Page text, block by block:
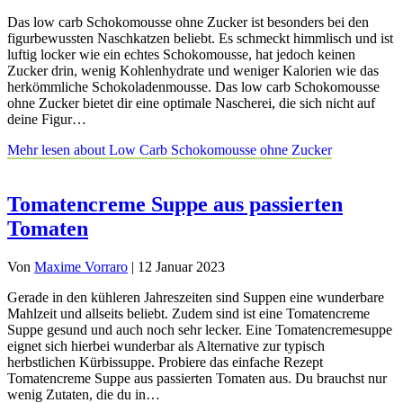
Das low carb Schokomousse ohne Zucker ist besonders bei den
figurbewussten Naschkatzen beliebt. Es schmeckt himmlisch und ist
luftig locker wie ein echtes Schokomousse, hat jedoch keinen
Zucker drin, wenig Kohlenhydrate und weniger Kalorien wie das
herkömmliche Schokoladenmousse. Das low carb Schokomousse
ohne Zucker bietet dir eine optimale Nascherei, die sich nicht auf
deine Figur…
Mehr lesen about Low Carb Schokomousse ohne Zucker
Tomatencreme Suppe aus passierten
Tomaten
Von Maxime Vorraro | 12 Januar 2023
Gerade in den kühleren Jahreszeiten sind Suppen eine wunderbare
Mahlzeit und allseits beliebt. Zudem sind ist eine Tomatencreme
Suppe gesund und auch noch sehr lecker. Eine Tomatencremesuppe
eignet sich hierbei wunderbar als Alternative zur typisch
herbstlichen Kürbissuppe. Probiere das einfache Rezept
Tomatencreme Suppe aus passierten Tomaten aus. Du brauchst nur
wenig Zutaten, die du in…